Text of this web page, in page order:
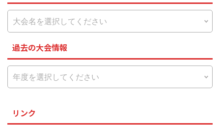
過去の大会情報
リンク